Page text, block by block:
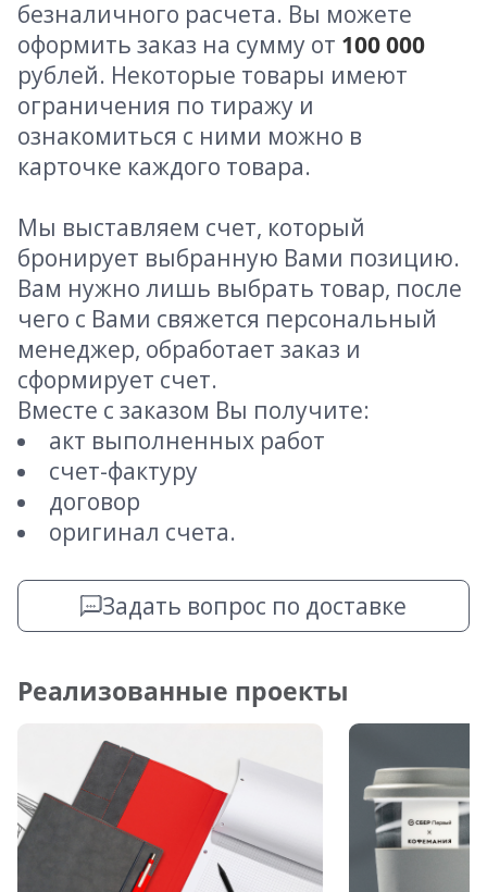
безналичного расчета. Вы можете
оформить заказ на сумму от 100 000
рублей. Некоторые товары имеют
ограничения по тиражу и
ознакомиться с ними можно в
карточке каждого товара.
Мы выставляем счет, который
бронирует выбранную Вами позицию.
Вам нужно лишь выбрать товар, после
чего с Вами свяжется персональный
менеджер, обработает заказ и
сформирует счет.
Вместе с заказом Вы получите:
акт выполненных работ
счет-фактуру
договор
оригинал счета.
Задать вопрос по доставке
Реализованные проекты